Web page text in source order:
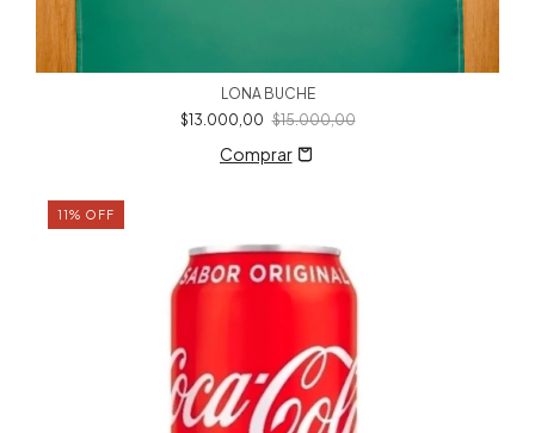
LONA BUCHE
$13.000,00 $15.000,00
11 % OFF